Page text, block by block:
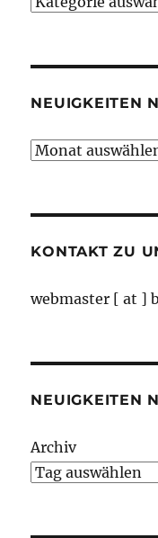
NEUIGKEITEN
Neuigkeiten
KONTAKT ZU
webmaster [ at ]
NEUIGKEITEN
Archiv